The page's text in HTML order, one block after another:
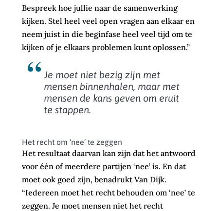
Bespreek hoe jullie naar de samenwerking
kijken. Stel heel veel open vragen aan elkaar en
neem juist in die beginfase heel veel tijd om te
kijken of je elkaars problemen kunt oplossen.”
Je moet niet bezig zijn met
mensen binnenhalen, maar met
mensen de kans geven om eruit
te stappen.
Het recht om ‘nee’ te zeggen
Het resultaat daarvan kan zijn dat het antwoord
voor één of meerdere partijen ‘nee’ is. En dat
moet ook goed zijn, benadrukt Van Dijk.
“Iedereen moet het recht behouden om ‘nee’ te
zeggen. Je moet mensen niet het recht